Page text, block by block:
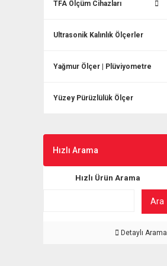
TFA Ölçüm Cihazları
Ultrasonik Kalınlık Ölçerler
Yağmur Ölçer | Plüviyometre
Yüzey Pürüzlülük Ölçer
Hızlı Arama
Hızlı Ürün Arama
Ara
Detaylı Arama